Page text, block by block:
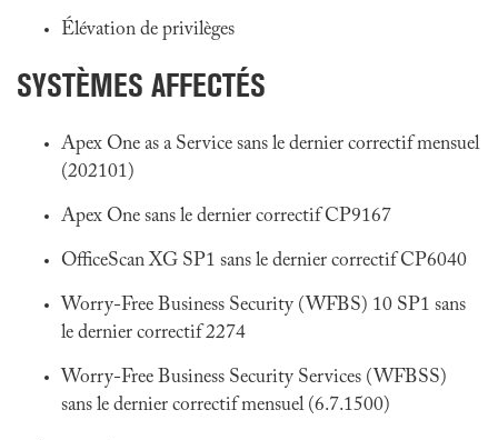
Élévation de privilèges
SYSTÈMES AFFECTÉS
Apex One as a Service sans le dernier correctif mensuel
(202101)
Apex One sans le dernier correctif CP9167
OfficeScan XG SP1 sans le dernier correctif CP6040
Worry-Free Business Security (WFBS) 10 SP1 sans
le dernier correctif 2274
Worry-Free Business Security Services (WFBSS)
sans le dernier correctif mensuel (6.7.1500)